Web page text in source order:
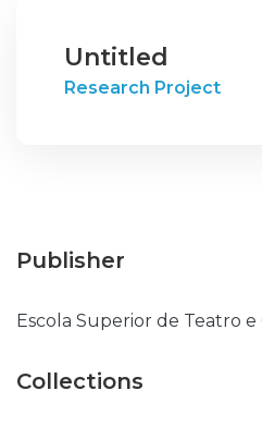
Untitled
Research Project
Publisher
Escola Superior de Teatro e
Collections